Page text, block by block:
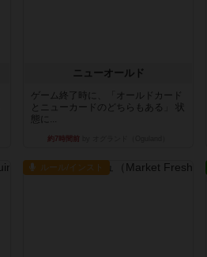
ニューオールド
ゲーム終了時に、「オールドカード
とニューカードのどちらもある」 状
態に...
約7時間前
ルール/インスト